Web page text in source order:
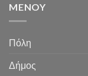
MENOY
Πόλη
Δήμος